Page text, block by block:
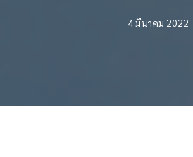
4 มีนาคม 2022